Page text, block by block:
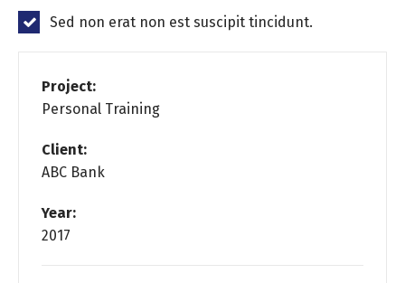
Sed non erat non est suscipit tincidunt.
Project:
Personal Training
Client:
ABC Bank
Year:
2017